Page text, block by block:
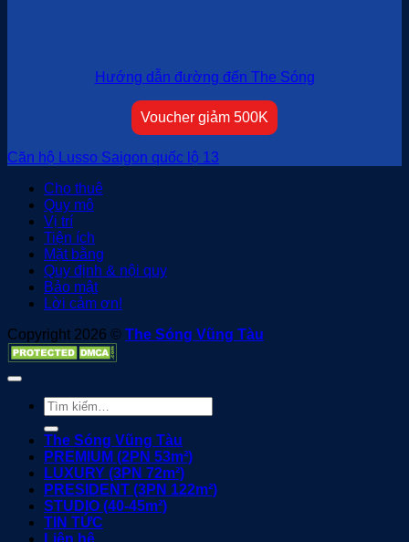
Hướng dẫn đường đến The Sóng
Voucher giảm 500K
Căn hộ Lusso Saigon quốc lộ 13
Cho thuê
Quy mô
Vị trí
Tiện ích
Mặt bằng
Quy định & nội quy
Bảo mật
Lời cảm ơn!
Copyright 2026 © The Sóng Vũng Tàu
Tìm
kiếm:
The Sóng Vũng Tàu
PREMIUM (2PN 53m²)
LUXURY (3PN 72m²)
PRESIDENT (3PN 122m²)
STUDIO (40-45m²)
TIN TỨC